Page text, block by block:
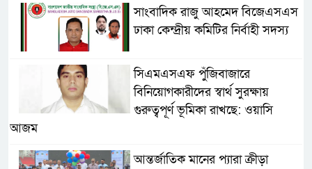
সাংবাদিক রাজু আহমেদ বিজেএসএস
ঢাকা কেন্দ্রীয় কমিটির নির্বাহী সদস্য
সিএমএসএফ পুঁজিবাজারে
বিনিয়োগকারীদের স্বার্থ সুরক্ষায়
গুরুত্বপূর্ণ ভূমিকা রাখছে: ওয়াসি
আজম
আন্তর্জাতিক মানের প্যারা ক্রীড়া